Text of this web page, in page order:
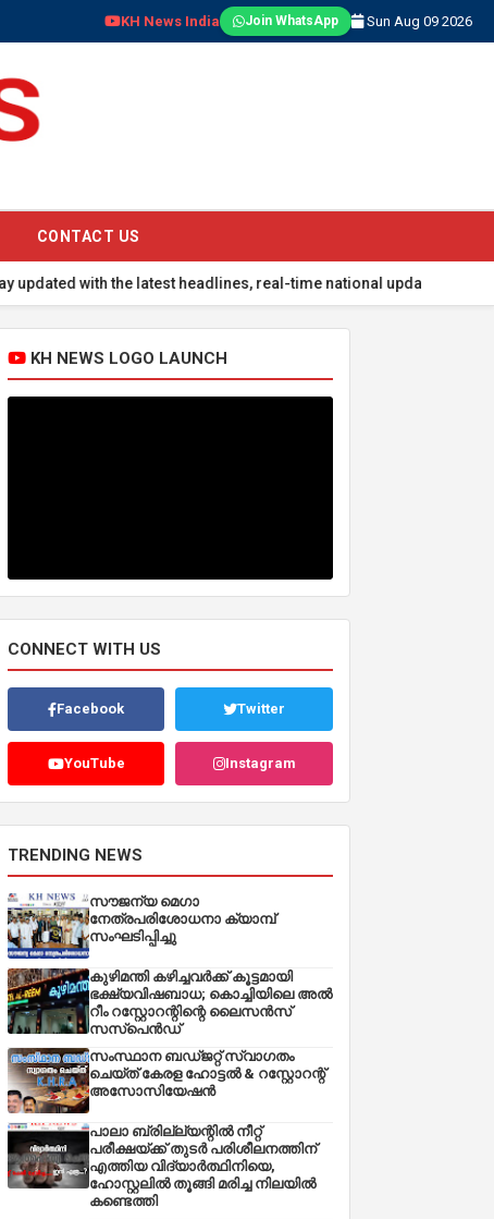
KH News India Join WhatsApp Sun Aug 09 2026
CONTACT US
with the latest headlines, real-time national updates, global
KH NEWS LOGO LAUNCH
CONNECT WITH US
Facebook Twitter
YouTube Instagram
TRENDING NEWS
സൗജന്യ മെഗാ
നേത്രപരിശോധനാ ക്യാമ്പ്
സംഘടിപ്പിച്ചു
കുഴിമന്തി കഴിച്ചവർക്ക് കൂട്ടമായി
ഭക്ഷ്യവിഷബാധ; കൊച്ചിയിലെ അൽ
റീം റസ്റ്റോറന്റിന്റെ ലൈസൻസ്
സസ്പെൻഡ്
സംസ്ഥാന ബഡ്‌ജറ്റ് സ്വാഗതം
ചെയ്ത് കേരള ഹോട്ടൽ & റസ്റ്റോറന്റ്
അസോസിയേഷൻ
പാലാ ബ്രില്ല്യന്റിൽ നീറ്റ്
പരീക്ഷയ്ക്ക് തുടർ പരിശീലനത്തിന്
എത്തിയ വിദ്യാർത്ഥിനിയെ,
ഹോസ്റ്റലിൽ തൂങ്ങി മരിച്ച നിലയിൽ
കണ്ടെത്തി